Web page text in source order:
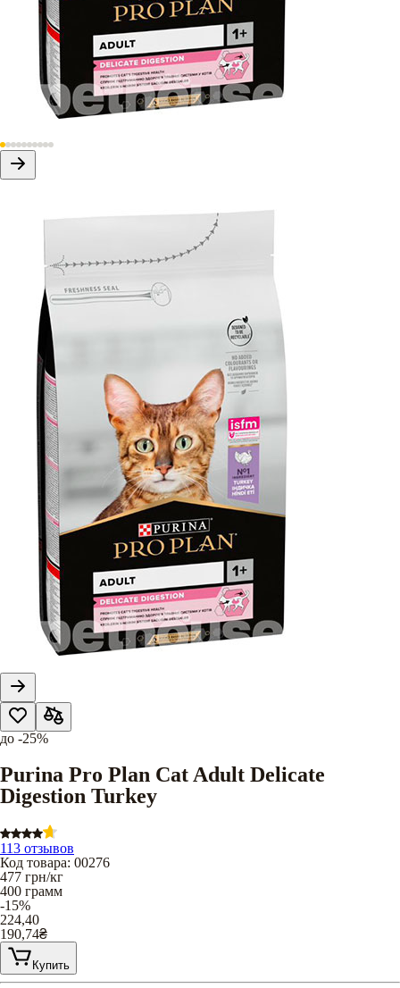
до -25%
Purina Pro Plan Cat Adult Delicate
Digestion Turkey
113 отзывов
Код товара: 00276
477 грн/кг
400 грамм
-15%
224,40
190,74₴
Купить